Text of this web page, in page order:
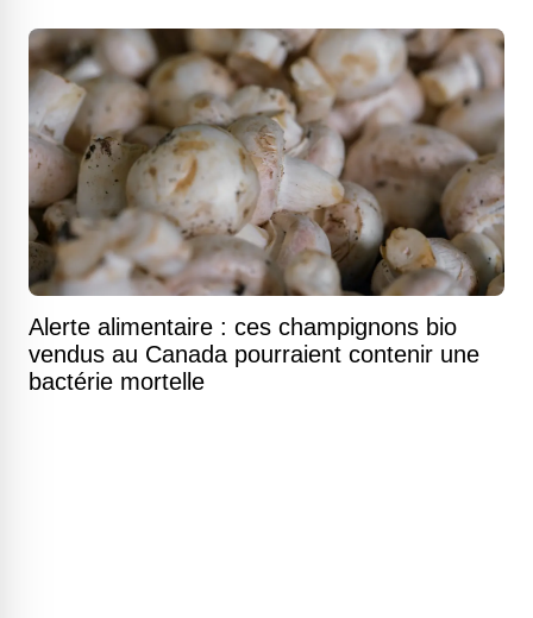
Alerte alimentaire : ces champignons bio
vendus au Canada pourraient contenir une
bactérie mortelle